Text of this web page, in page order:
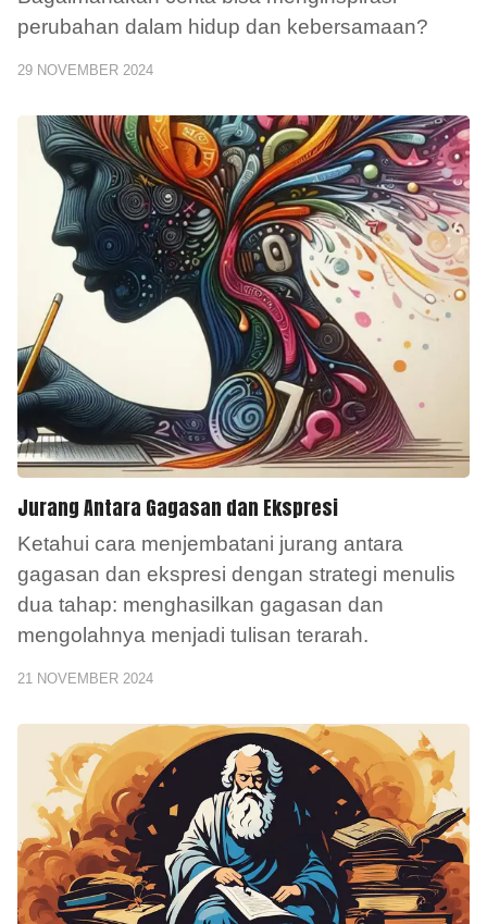
perubahan dalam hidup dan kebersamaan?
29 NOVEMBER 2024
Jurang Antara Gagasan dan Ekspresi
Ketahui cara menjembatani jurang antara
gagasan dan ekspresi dengan strategi menulis
dua tahap: menghasilkan gagasan dan
mengolahnya menjadi tulisan terarah.
21 NOVEMBER 2024